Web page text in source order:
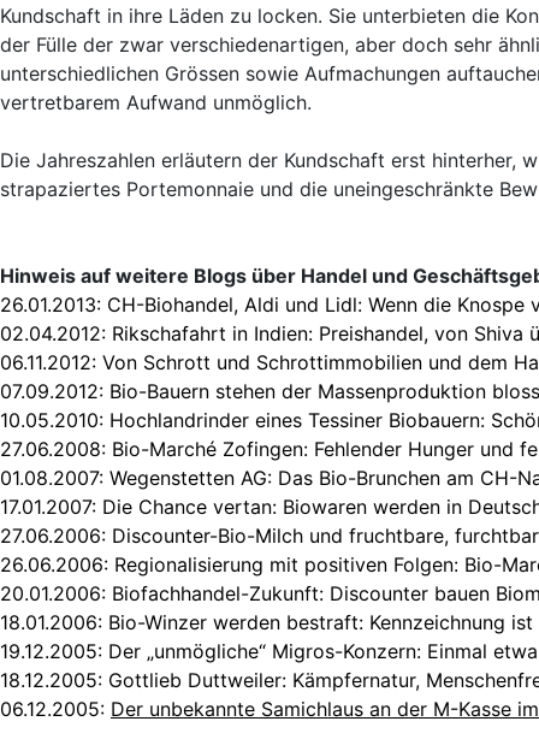
Kundschaft in ihre Läden zu locken. Sie unterbieten die
der Fülle der zwar verschiedenartigen, aber doch sehr
unterschiedlichen Grössen sowie Aufmachungen
vertretbarem Aufwand unmöglich.
Die Jahreszahlen erläutern der Kundschaft erst hinterher,
strapaziertes Portemonnaie und die uneingeschränkte
Hinweis auf weitere Blogs über Handel und
26.01.2013: CH-Biohandel, Aldi und Lidl: Wenn die Knospe
02.04.2012: Rikschafahrt in Indien: Preishandel, von Shiva
06.11.2012: Von Schrott und Schrottimmobilien und dem
07.09.2012: Bio-Bauern stehen der Massenproduktion
10.05.2010: Hochlandrinder eines Tessiner Biobauern:
27.06.2008: Bio-Marché Zofingen: Fehlender Hunger und
01.08.2007: Wegenstetten AG: Das Bio-Brunchen am CH-
17.01.2007: Die Chance vertan: Biowaren werden in
27.06.2006: Discounter-Bio-Milch und fruchtbare,
26.06.2006: Regionalisierung mit positiven Folgen: Bio-
20.01.2006: Biofachhandel-Zukunft: Discounter bauen
18.01.2006: Bio-Winzer werden bestraft: Kennzeichnung
19.12.2005: Der „unmögliche“ Migros-Konzern: Einmal
18.12.2005: Gottlieb Duttweiler: Kämpfernatur,
06.12.2005: Der unbekannte Samichlaus an der M-Kasse